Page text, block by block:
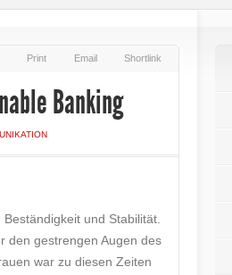
Print Email Shortlink
Banking
und Stabilität.
den gestrengen Augen des
war zu diesen Zeiten